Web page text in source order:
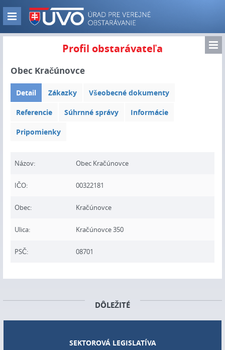
mainZobraz
navigáciu
Profil obstarávateľa
Obec Kračúnovce
Detail Zákazky Všeobecné dokumenty
Referencie Súhrnné správy Informácie
Pripomienky
Názov: Obec Kračúnovce
IČO: 00322181
Obec: Kračúnovce
Ulica: Kračúnovce 350
PSČ: 08701
DÔLEŽITÉ
SEKTOROVÁ LEGISLATÍVA